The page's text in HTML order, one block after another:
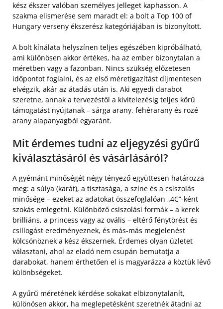
kész ékszer valóban személyes jelleget kaphasson. A
szakma elismerése sem maradt el: a bolt a Top 100 of
Hungary verseny ékszerész kategóriájában is bizonyított.
A bolt kínálata helyszínen teljes egészében kipróbálható,
ami különösen akkor értékes, ha az ember bizonytalan a
méretben vagy a fazonban. Nincs szükség előzetesen
időpontot foglalni, és az első méretigazítást díjmentesen
elvégzik, akár az átadás után is. Aki egyedi darabot
szeretne, annak a tervezéstől a kivitelezésig teljes körű
támogatást nyújtanak – sárga arany, fehérarany és rozé
arany alapanyagból egyaránt.
Mit érdemes tudni az eljegyzési gyűrű
kiválasztásáról és vásárlásáról?
A gyémánt minőségét négy tényező együttesen határozza
meg: a súlya (karát), a tisztasága, a színe és a csiszolás
minősége – ezeket az adatokat összefoglalóan „4C”-ként
szokás emlegetni. Különböző csiszolási formák – a kerek
brilliáns, a princess vagy az ovális – eltérő fénytörést és
csillogást eredményeznek, és más-más megjelenést
kölcsönöznek a kész ékszernek. Érdemes olyan üzletet
választani, ahol az eladó nem csupán bemutatja a
darabokat, hanem érthetően el is magyarázza a köztük lévő
különbségeket.
A gyűrű méretének kérdése sokakat elbizonytalanít,
különösen akkor, ha meglepetésként szeretnék átadni az